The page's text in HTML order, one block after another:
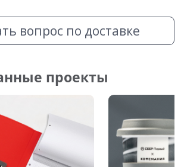
вопрос по доставке
проекты